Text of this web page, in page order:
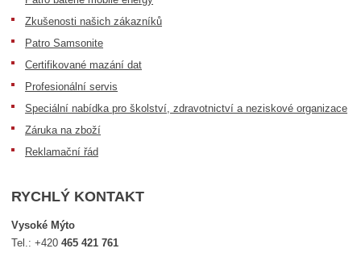
Zkušenosti našich zákazníků
Patro Samsonite
Certifikované mazání dat
Profesionální servis
Speciální nabídka pro školství, zdravotnictví a neziskové organizace
Záruka na zboží
Reklamační řád
RYCHLÝ KONTAKT
Vysoké Mýto
Tel.:+420465 421 761